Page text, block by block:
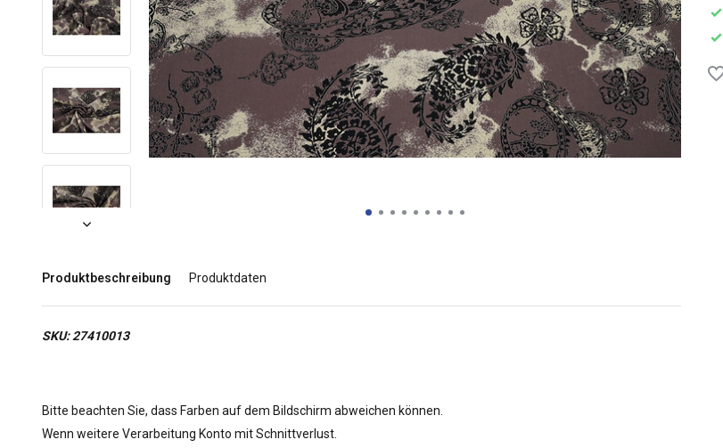
Produktbeschreibung Produktdaten
SKU: 27410013
Bitte beachten Sie, dass Farben auf dem Bildschirm abweichen können.
Wenn weitere Verarbeitung Konto mit Schnittverlust.